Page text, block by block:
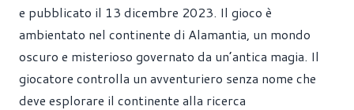
e pubblicato il 13 dicembre 2023. Il gioco è
ambientato nel continente di Alamantia, un mondo
oscuro e misterioso governato da un’antica magia. Il
giocatore controlla un avventuriero senza nome che
deve esplorare il continente alla ricerca